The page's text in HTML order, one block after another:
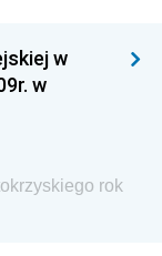
Polityki
Straży
w
w
rok